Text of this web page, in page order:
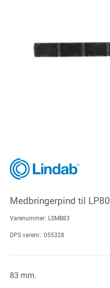
Medbringerpind til LP80
Varenummer: LSMB83
DPS varenr.: 055328
83 mm.